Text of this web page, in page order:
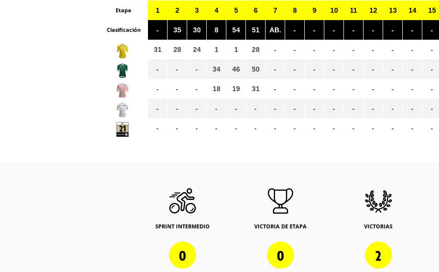
Etapa
Clasificación
1
-
31
-
-
-
-
2
35
28
-
-
-
-
3
30
24
-
-
-
-
4
8
1
34
18
-
-
5
54
1
46
19
-
-
6
51
28
50
31
-
-
7
AB.
-
-
-
-
-
8
-
-
-
-
-
-
9
-
-
-
-
-
-
10
-
-
-
-
-
-
11
-
-
-
-
-
-
12
-
-
-
-
-
-
13
-
-
-
-
-
-
14
-
-
-
-
-
-
15
-
-
-
-
-
-
SPRINT INTERMEDIO
0
VICTORIA DE ETAPA
0
VICTORIAS
2